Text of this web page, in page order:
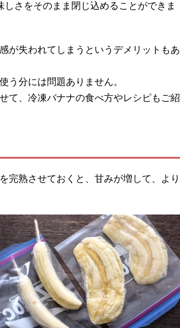
さをそのまま閉じ込めることができま
が失われてしまうというデメリットもあ
う分には問題ありません。
て、冷凍バナナの食べ方やレシピもご紹
完熟させておくと、甘みが増して、より